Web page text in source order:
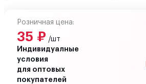
Розничная цена:
35 ₽ /шт
Индивидуалные
условия
для оптовых
покупателей